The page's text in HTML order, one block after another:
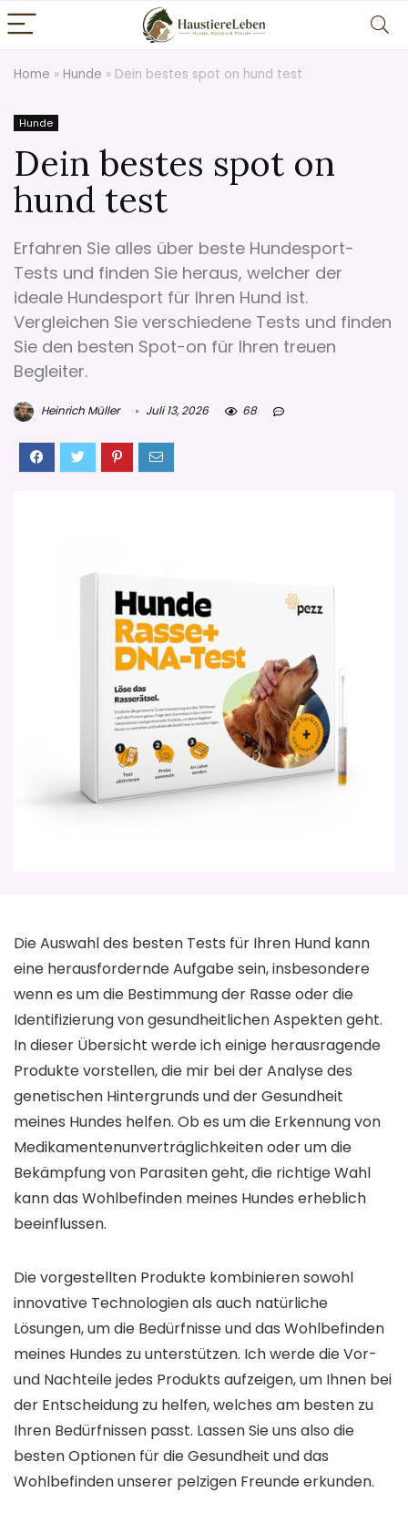
Home » Hunde » Dein bestes spot on hund test
Hunde
Dein bestes spot on
hund test
Erfahren Sie alles über beste Hundesport-
Tests und finden Sie heraus, welcher der
ideale Hundesport für Ihren Hund ist.
Vergleichen Sie verschiedene Tests und finden
Sie den besten Spot-on für Ihren treuen
Begleiter.
Heinrich Müller Juli 13, 2026 68
Die Auswahl des besten Tests für Ihren Hund kann
eine herausfordernde Aufgabe sein, insbesondere
wenn es um die Bestimmung der Rasse oder die
Identifizierung von gesundheitlichen Aspekten geht.
In dieser Übersicht werde ich einige herausragende
Produkte vorstellen, die mir bei der Analyse des
genetischen Hintergrunds und der Gesundheit
meines Hundes helfen. Ob es um die Erkennung von
Medikamentenunverträglichkeiten oder um die
Bekämpfung von Parasiten geht, die richtige Wahl
kann das Wohlbefinden meines Hundes erheblich
beeinflussen.
Die vorgestellten Produkte kombinieren sowohl
innovative Technologien als auch natürliche
Lösungen, um die Bedürfnisse und das Wohlbefinden
meines Hundes zu unterstützen. Ich werde die Vor-
und Nachteile jedes Produkts aufzeigen, um Ihnen bei
der Entscheidung zu helfen, welches am besten zu
Ihren Bedürfnissen passt. Lassen Sie uns also die
besten Optionen für die Gesundheit und das
Wohlbefinden unserer pelzigen Freunde erkunden.